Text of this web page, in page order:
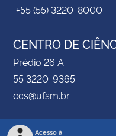
+55 (55) 3220-8000
CENTRO DE
Prédio 26 A
55 3220-9365
ccs@ufsm.br
Acesso à